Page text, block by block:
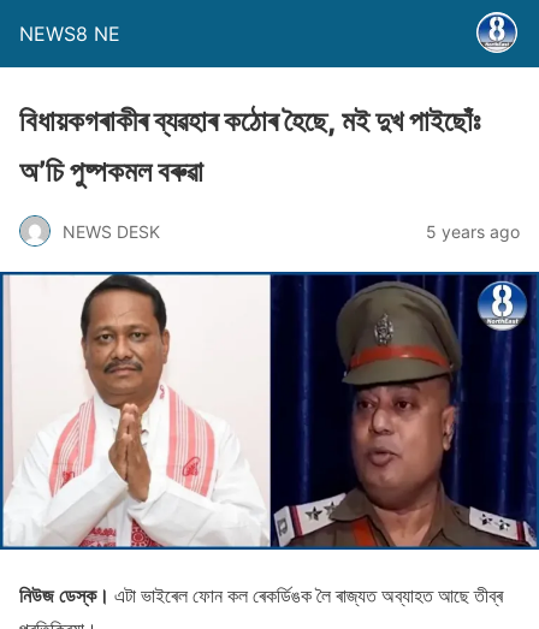
NEWS8 NE
বিধায়কগৰাকীৰ ব্যৱহাৰ কঠােৰ হৈছে, মই দুখ পাইছােঁঃ
অ’চি পুষ্পকমল বৰুৱা
NEWS DESK 5 years ago
নিউজ ডেস্ক। এটা ভাইৰেল ফোন কল ৰেকৰ্ডিঙক লৈ ৰাজ্যত অব্যাহত আছে তীব্ৰ